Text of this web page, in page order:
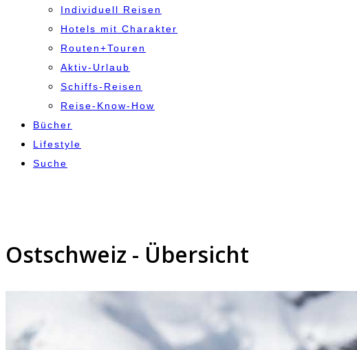
Individuell Reisen
Hotels mit Charakter
Routen+Touren
Aktiv-Urlaub
Schiffs-Reisen
Reise-Know-How
Bücher
Lifestyle
Suche
Ostschweiz - Übersicht